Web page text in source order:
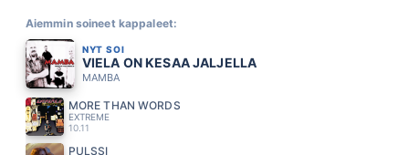
Aiemmin soineet kappaleet:
NYT SOI
VIELA ON KESAA JALJELLA
MAMBA
MORE THAN WORDS
EXTREME
10.11
PULSSI